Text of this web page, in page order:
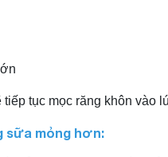
tục mọc răng khôn vào
sữa mỏng hơn: